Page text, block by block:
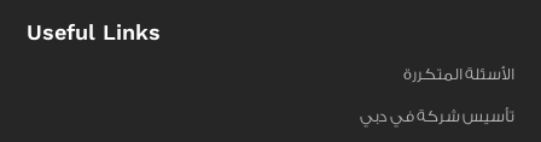
Useful Links
الأسئلة المتكررة
تأسيس شركة في دبي